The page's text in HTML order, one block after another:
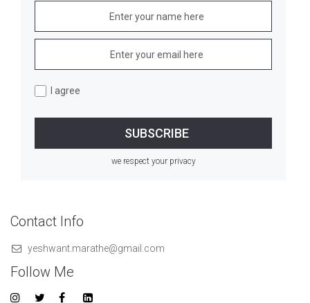
I agree
we respect your privacy
Contact Info
yeshwant.marathe@gmail.com
Follow Me